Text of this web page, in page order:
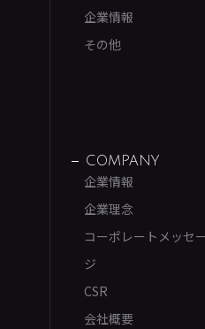
企業情報
その他
COMPANY
企業情報
企業理念
コーポレートメッセー
ジ
CSR
会社概要